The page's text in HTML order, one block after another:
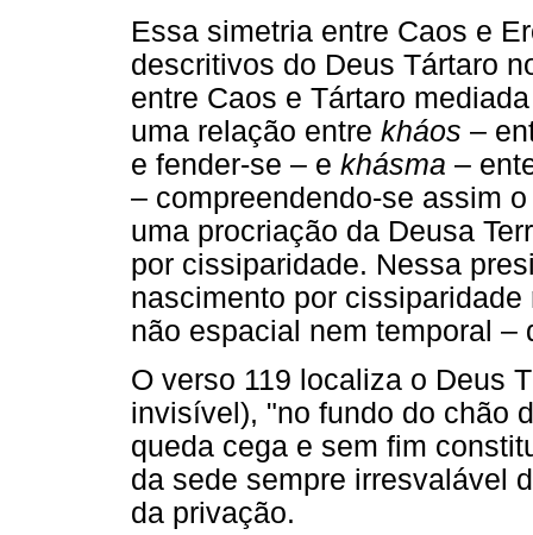
Essa simetria entre Caos e
descritivos do Deus Tártaro
entre Caos e Tártaro
uma relação entre kháos –
e fender-se – e khásma –
– compreendendo-se assim
uma procriação da Deusa
por cissiparidade. Nessa
nascimento por
não espacial nem temporal –
O verso 119 localiza o Deus
invisível), "no fundo do chão
queda cega e sem fim
da sede sempre irresvalável
da privação.